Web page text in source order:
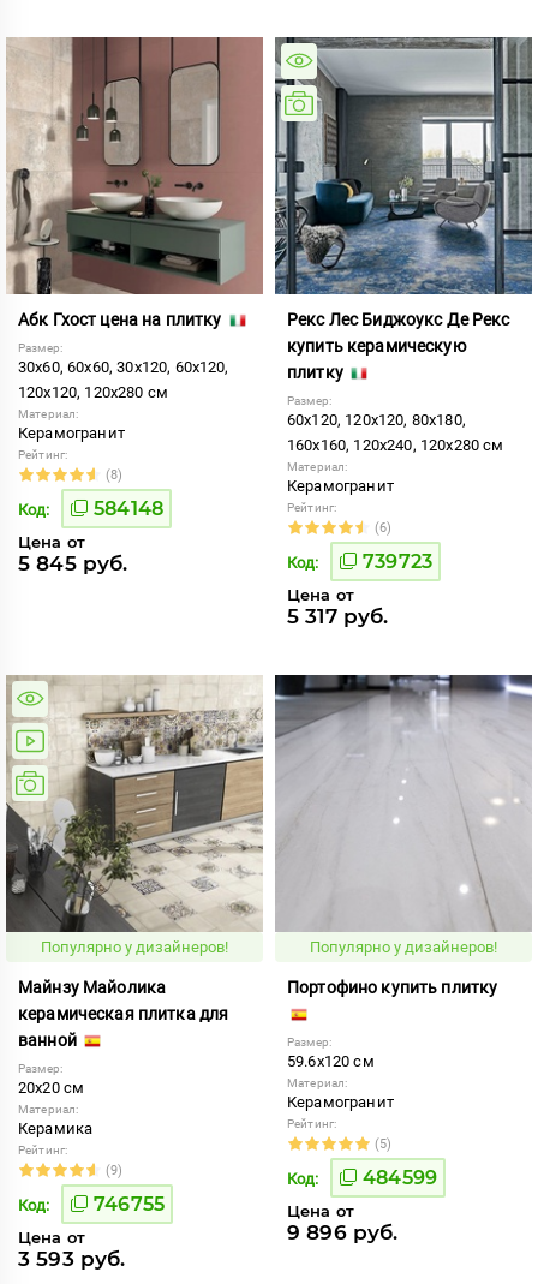
Абк Гхост цена на плитку
Размер:
30x60, 60x60, 30x120, 60x120,
120x120, 120x280 см
Материал:
Керамогранит
Рейтинг:
(8)
Код: 584148
Цена от
5 845 руб.
Рекс Лес Биджоукс Де Рекс
купить керамическую
плитку
Размер:
60x120, 120x120, 80x180,
160x160, 120x240, 120x280 см
Материал:
Керамогранит
Рейтинг:
(6)
Код: 739723
Цена от
5 317 руб.
Популярно у дизайнеров!
Майнзу Майолика
керамическая плитка для
ванной
Размер:
20x20 см
Материал:
Керамика
Рейтинг:
(9)
Код: 746755
Цена от
3 593 руб.
Популярно у дизайнеров!
Портофино купить плитку
Размер:
59.6x120 см
Материал:
Керамогранит
Рейтинг:
(5)
Код: 484599
Цена от
9 896 руб.